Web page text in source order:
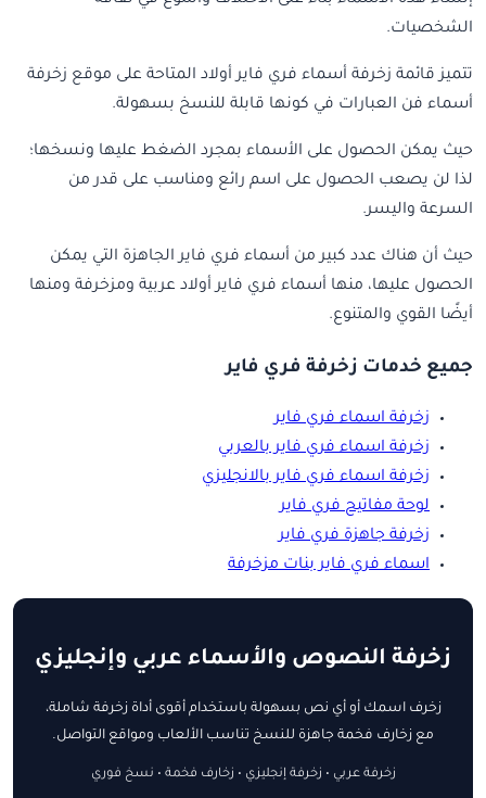
الشخصيات.
تتميز قائمة زخرفة أسماء فري فاير أولاد المتاحة على موقع زخرفة
أسماء فن العبارات في كونها قابلة للنسخ بسهولة.
حيث يمكن الحصول على الأسماء بمجرد الضغط عليها ونسخها؛
لذا لن يصعب الحصول على اسم رائع ومناسب على قدر من
السرعة واليسر.
حيث أن هناك عدد كبير من أسماء فري فاير الجاهزة التي يمكن
الحصول عليها، منها أسماء فري فاير أولاد عربية ومزخرفة ومنها
أيضًا القوي والمتنوع.
جميع خدمات زخرفة فري فاير
زخرفة اسماء فري فاير
زخرفة اسماء فري فاير بالعربي
زخرفة اسماء فري فاير بالانجليزي
لوحة مفاتيح فري فاير
زخرفة جاهزة فري فاير
اسماء فري فاير بنات مزخرفة
زخرفة النصوص والأسماء عربي وإنجليزي
زخرف اسمك أو أي نص بسهولة باستخدام أقوى أداة زخرفة شاملة،
مع زخارف فخمة جاهزة للنسخ تناسب الألعاب ومواقع التواصل.
زخرفة عربي • زخرفة إنجليزي • زخارف فخمة • نسخ فوري